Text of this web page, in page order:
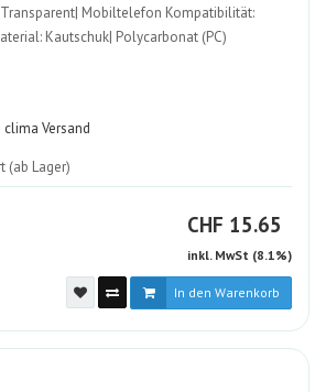
Mobiltelefon Kompatibilität:
Kautschuk| Polycarbonat (PC)
clima Versand
(ab Lager)
CHF CHF
15.65
inkl. MwSt (8.1%)
In den Warenkorb